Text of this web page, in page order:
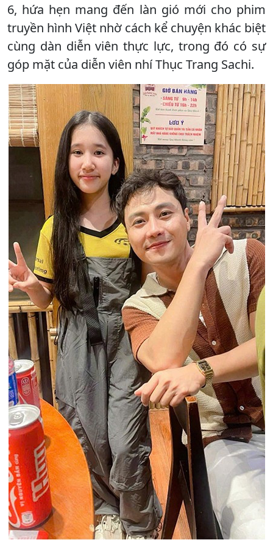
6, hứa hẹn mang đến làn gió mới cho phim
truyền hình Việt nhờ cách kể chuyện khác biệt
cùng dàn diễn viên thực lực, trong đó có sự
góp mặt của diễn viên nhí Thục Trang Sachi.